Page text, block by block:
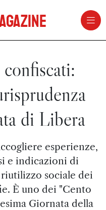
di Libera
esperienze,
e indicazioni di
sociale dei
È uno dei "Cento
Giornata della